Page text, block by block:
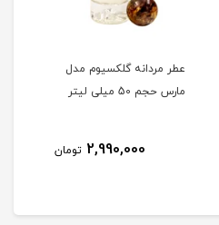
عطر مردانه گلکسیوم مدل
مارس حجم 50 میلی لیتر
2,990,000 تومان